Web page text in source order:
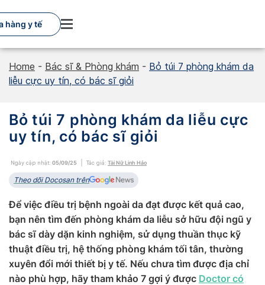
to
content
hàng y tế
Home - Bác sĩ & Phòng khám - Bỏ túi 7 phòng khám da
liễu cực uy tín, có bác sĩ giỏi
Bỏ túi 7 phòng khám da liễu cực
uy tín, có bác sĩ giỏi
Ngày cập nhật: 05/09/25 Tác giả: Tài Nữ Linh Hảo
Theo dõi Docosan trên
Để việc điều trị bệnh ngoài da đạt được kết quả cao,
bạn nên tìm đến phòng khám da liễu sở hữu đội ngũ y
bác sĩ dày dặn kinh nghiệm, sử dụng thuần thục kỹ
thuật điều trị, hệ thống phòng khám tối tân, thường
xuyên đổi mới thiết bị y tế. Nếu chưa tìm được địa chỉ
nào phù hợp, hãy tham khảo 7 gợi ý được Doctor có